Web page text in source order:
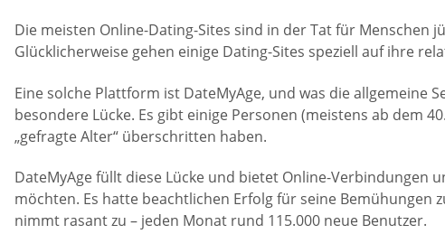
Die meisten Online-Dating-Sites sind in der Tat für Menschen
Glücklicherweise gehen einige Dating-Sites speziell auf ihre
Eine solche Plattform ist DateMyAge, und was die
besondere Lücke. Es gibt einige Personen (meistens ab dem
„gefragte Alter“ überschritten haben.
DateMyAge füllt diese Lücke und bietet Online-Verbindungen
möchten. Es hatte beachtlichen Erfolg für seine Bemühungen
nimmt rasant zu – jeden Monat rund 115.000 neue Benutzer.